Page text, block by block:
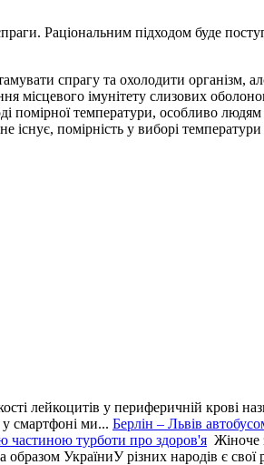
Раціональним підходом буде
спрагу та охолодити організм,
місцевого імунітету слизових
помірної температури, особливо
помірність у виборі
лейкоцитів у периферичній крові
смартфоні ми... Берлін – Львів
частиною турботи про здоров'я Жіноче
образом УкраїниУ різних народів є